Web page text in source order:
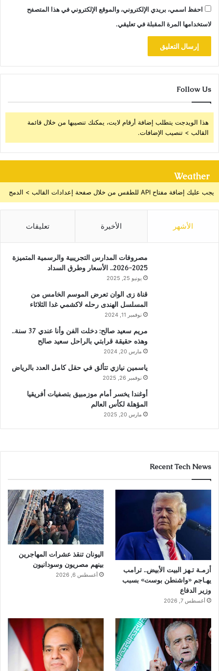
احفظ اسمي، بريدي الإلكتروني، والموقع الإلكتروني في هذا المتصفح
لاستخدامها المرة المقبلة في تعليقي.
Follow Us
هذا الويدجت يتطلب إضافة أرقام لايت، يمكنك تنصيبها من خلال قائمة
القالب > تنصيب الإضافات.
Weather
يجب عليك إضافة مفتاح API للطقس من خلال صفحة إعدادات القالب > الدمج
الأشهر الأخيرة تعليقات
مصروفات المدارس التجريبية والرسمية المتميزة
2025-2026.. الأسعار وطرق السداد
يونيو 25, 2025
قناة زى الوان تعرض الموسم الخامس من
المسلسل الهندى رحله لاكشمي غدا الثلاثاء
نوفمبر 11, 2024
مريم سعيد صالح: دخلت الفن وأنا عندي 37 سنة..
وهذه حقيقة قرابتي بالراحل سعيد صالح
مارس 20, 2024
ياسمين نيازي تتألق في حقل كامل العدد بالرياض
نوفمبر 26, 2025
أوغندا يخسر أمام موزمبيق بتصفيات أفريقيا
المؤهلة لكأس العالم
مارس 20, 2025
Recent Tech News
أزمـة تـهز البيت الأبيض.. ترامب
يهـاجم «واشنطن بوست» بسبب
وزير الدفاع
أغسطس 7, 2026
اليونان تنقذ عشرات المهاجرين
بينهم مصريون وسودانيون
أغسطس 6, 2026